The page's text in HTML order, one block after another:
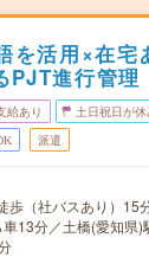
を活用×在
PJT進行管理
給あり 土日祝日が休
派遣
歩（社バスあり）15
13分／土橋(愛知県)